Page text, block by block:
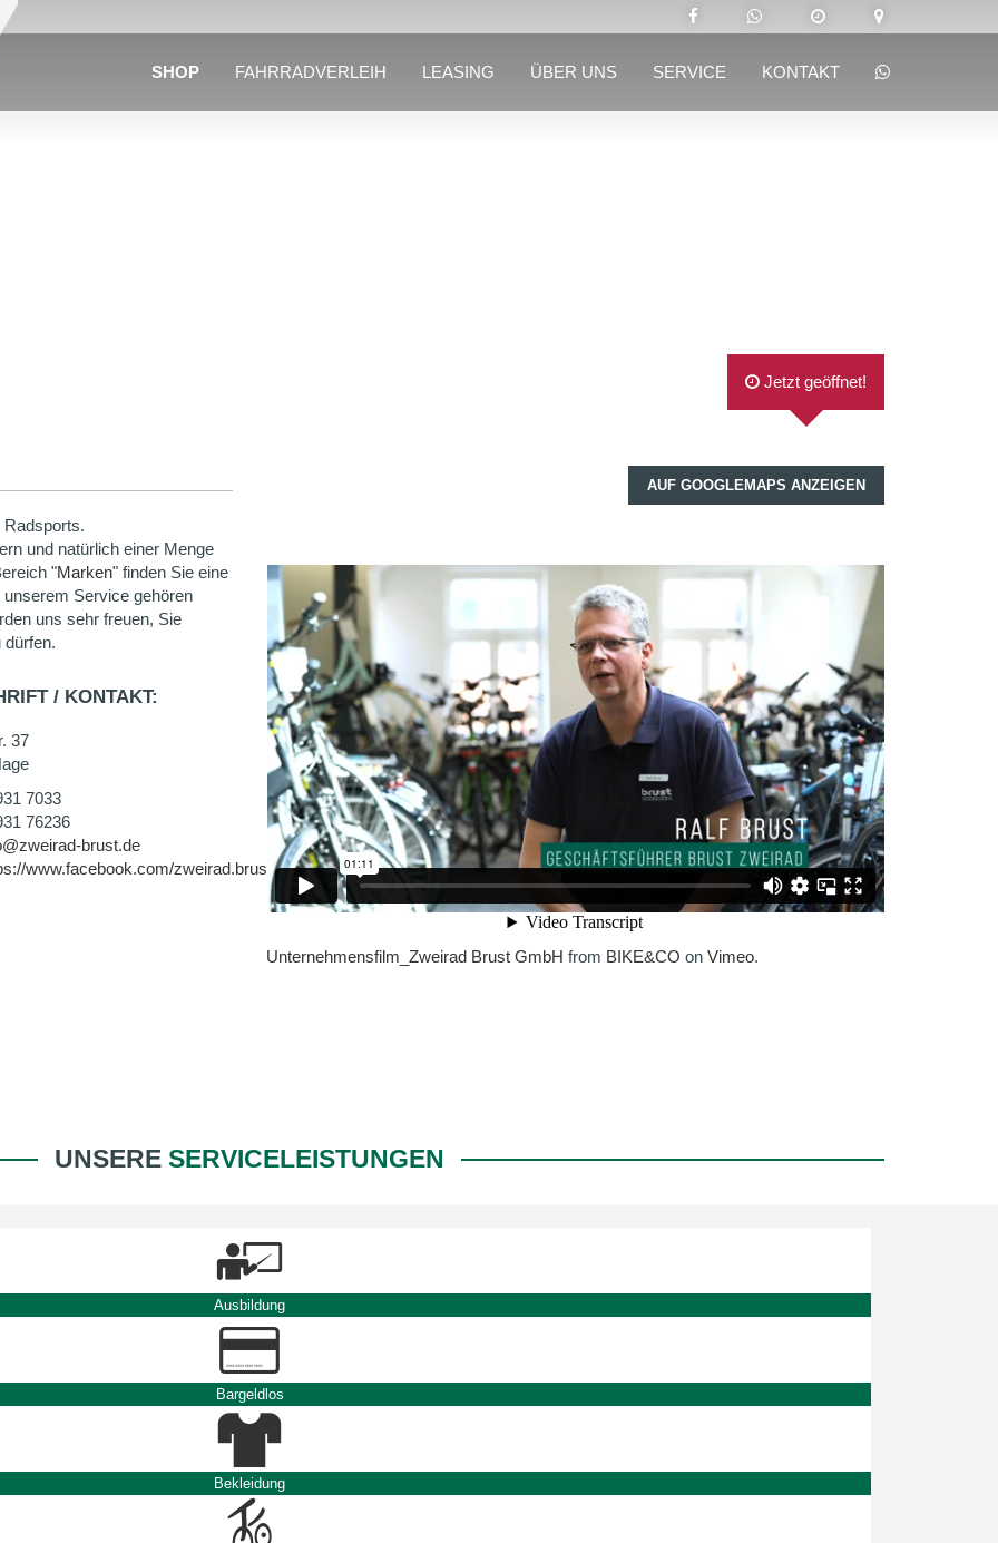
SHOP FAHRRADVERLEIH LEASING ÜBER UNS SERVICE KONTAKT
Radsports.
und natürlich einer Menge
"Marken" finden Sie eine
Service gehören
uns sehr freuen, Sie
/ KONTAKT:
37
7033
76236
brust.de
www.facebook.com/zweirad.brust
AUF GOOGLEMAPS ANZEIGEN
Jetzt geöffnet!
Unternehmensfilm_Zweirad Brust GmbH from BIKE&CO on Vimeo.
UNSERE SERVICELEISTUNGEN
Ausbildung
Bargeldlos
Bekleidung